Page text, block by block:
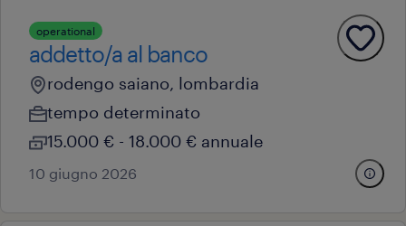
operational
addetto/a al banco
rodengo saiano, lombardia
tempo determinato
15.000 € - 18.000 € annuale
10 giugno 2026